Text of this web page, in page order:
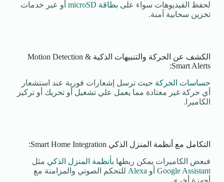
لحفظ الفيديوهات سواء على بطاقة microSD
أو عبر خدمات
تخزين سحابية آمنة.
الكشف عن الحركة والتنبيهات الذكية Motion Detection &
Smart Alerts:
حساسات الحركة حيث ترسل إشعارات فورية عند استشعار
أي حركة غير معتادة مما يعمل علي تشغيل أو تحريك أو تركيز
الكاميرا.
التكامل مع أنظمة المنزل الذكي Smart Home Integration:
فبعض الكاميرات يمكن ربطها بأنظمة المنزل الذكي مثل
Google Assistantأو Alexa للتحكم الصوتي والمزامنة مع
أجهزة أخرى.